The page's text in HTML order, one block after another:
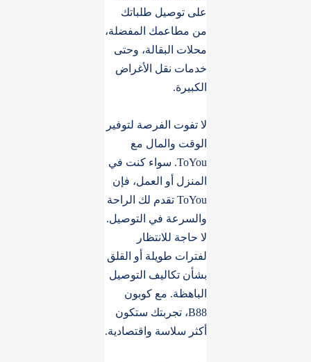
على توصيل طلباتك
من مطاعمك المفضلة،
محلات البقالة، وحتى
خدمات نقل الأغراض
الكبيرة.
لا تفوت الفرصة لتوفير
الوقت والمال مع
ToYou. سواء كنت في
المنزل أو العمل، فإن
ToYou تقدم لك الراحة
والسرعة في التوصيل.
لا حاجة للانتظار
لفترات طويلة أو القلق
بشأن تكاليف التوصيل
الباهظة. مع كوبون
B88، تجربتك ستكون
أكثر سلاسة واقتصادية.